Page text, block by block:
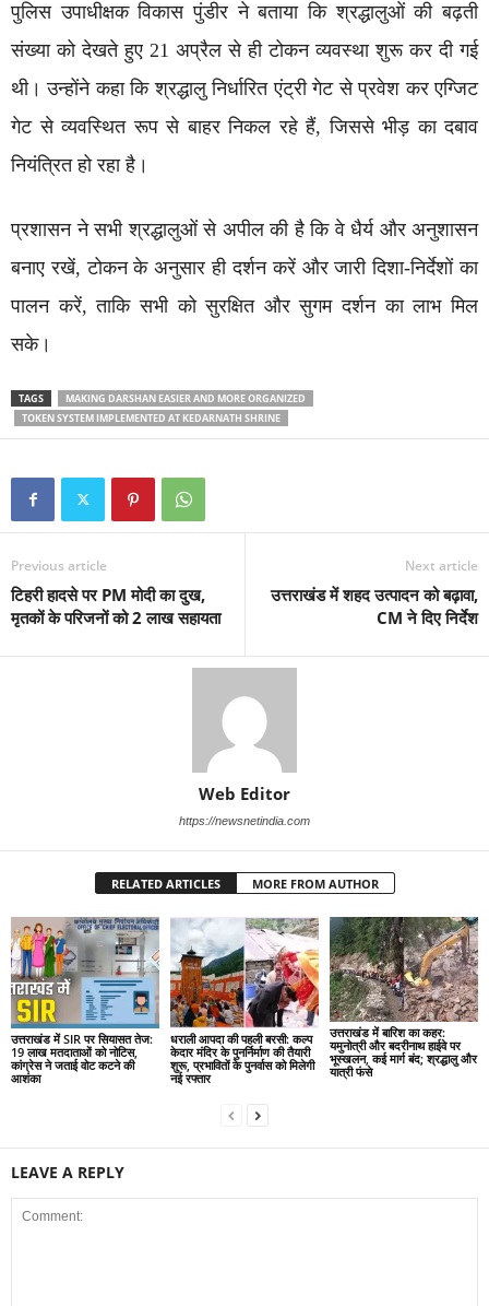
पुलिस उपाधीक्षक विकास पुंडीर ने बताया कि श्रद्धालुओं की बढ़ती
संख्या को देखते हुए 21 अप्रैल से ही टोकन व्यवस्था शुरू कर दी गई
थी। उन्होंने कहा कि श्रद्धालु निर्धारित एंट्री गेट से प्रवेश कर एग्जिट
गेट से व्यवस्थित रूप से बाहर निकल रहे हैं, जिससे भीड़ का दबाव
नियंत्रित हो रहा है।
प्रशासन ने सभी श्रद्धालुओं से अपील की है कि वे धैर्य और अनुशासन
बनाए रखें, टोकन के अनुसार ही दर्शन करें और जारी दिशा-निर्देशों का
पालन करें, ताकि सभी को सुरक्षित और सुगम दर्शन का लाभ मिल
सके।
TAGS
MAKING DARSHAN EASIER AND MORE ORGANIZED
TOKEN SYSTEM IMPLEMENTED AT KEDARNATH SHRINE
Previous article
टिहरी हादसे पर PM मोदी का दुख,
मृतकों के परिजनों को 2 लाख सहायता
Next article
उत्तराखंड में शहद उत्पादन को बढ़ावा,
CM ने दिए निर्देश
Web Editor
https://newsnetindia.com
RELATED ARTICLES MORE FROM AUTHOR
उत्तराखंड में SIR पर सियासत तेज:
19 लाख मतदाताओं को नोटिस,
कांग्रेस ने जताई वोट कटने की
आशंका
धराली आपदा की पहली बरसी: कल्प
केदार मंदिर के पुनर्निर्माण की तैयारी
शुरू, प्रभावितों के पुनर्वास को मिलेगी
नई रफ्तार
उत्तराखंड में बारिश का कहर:
यमुनोत्री और बदरीनाथ हाईवे पर
भूस्खलन, कई मार्ग बंद; श्रद्धालु और
यात्री फंसे
LEAVE A REPLY